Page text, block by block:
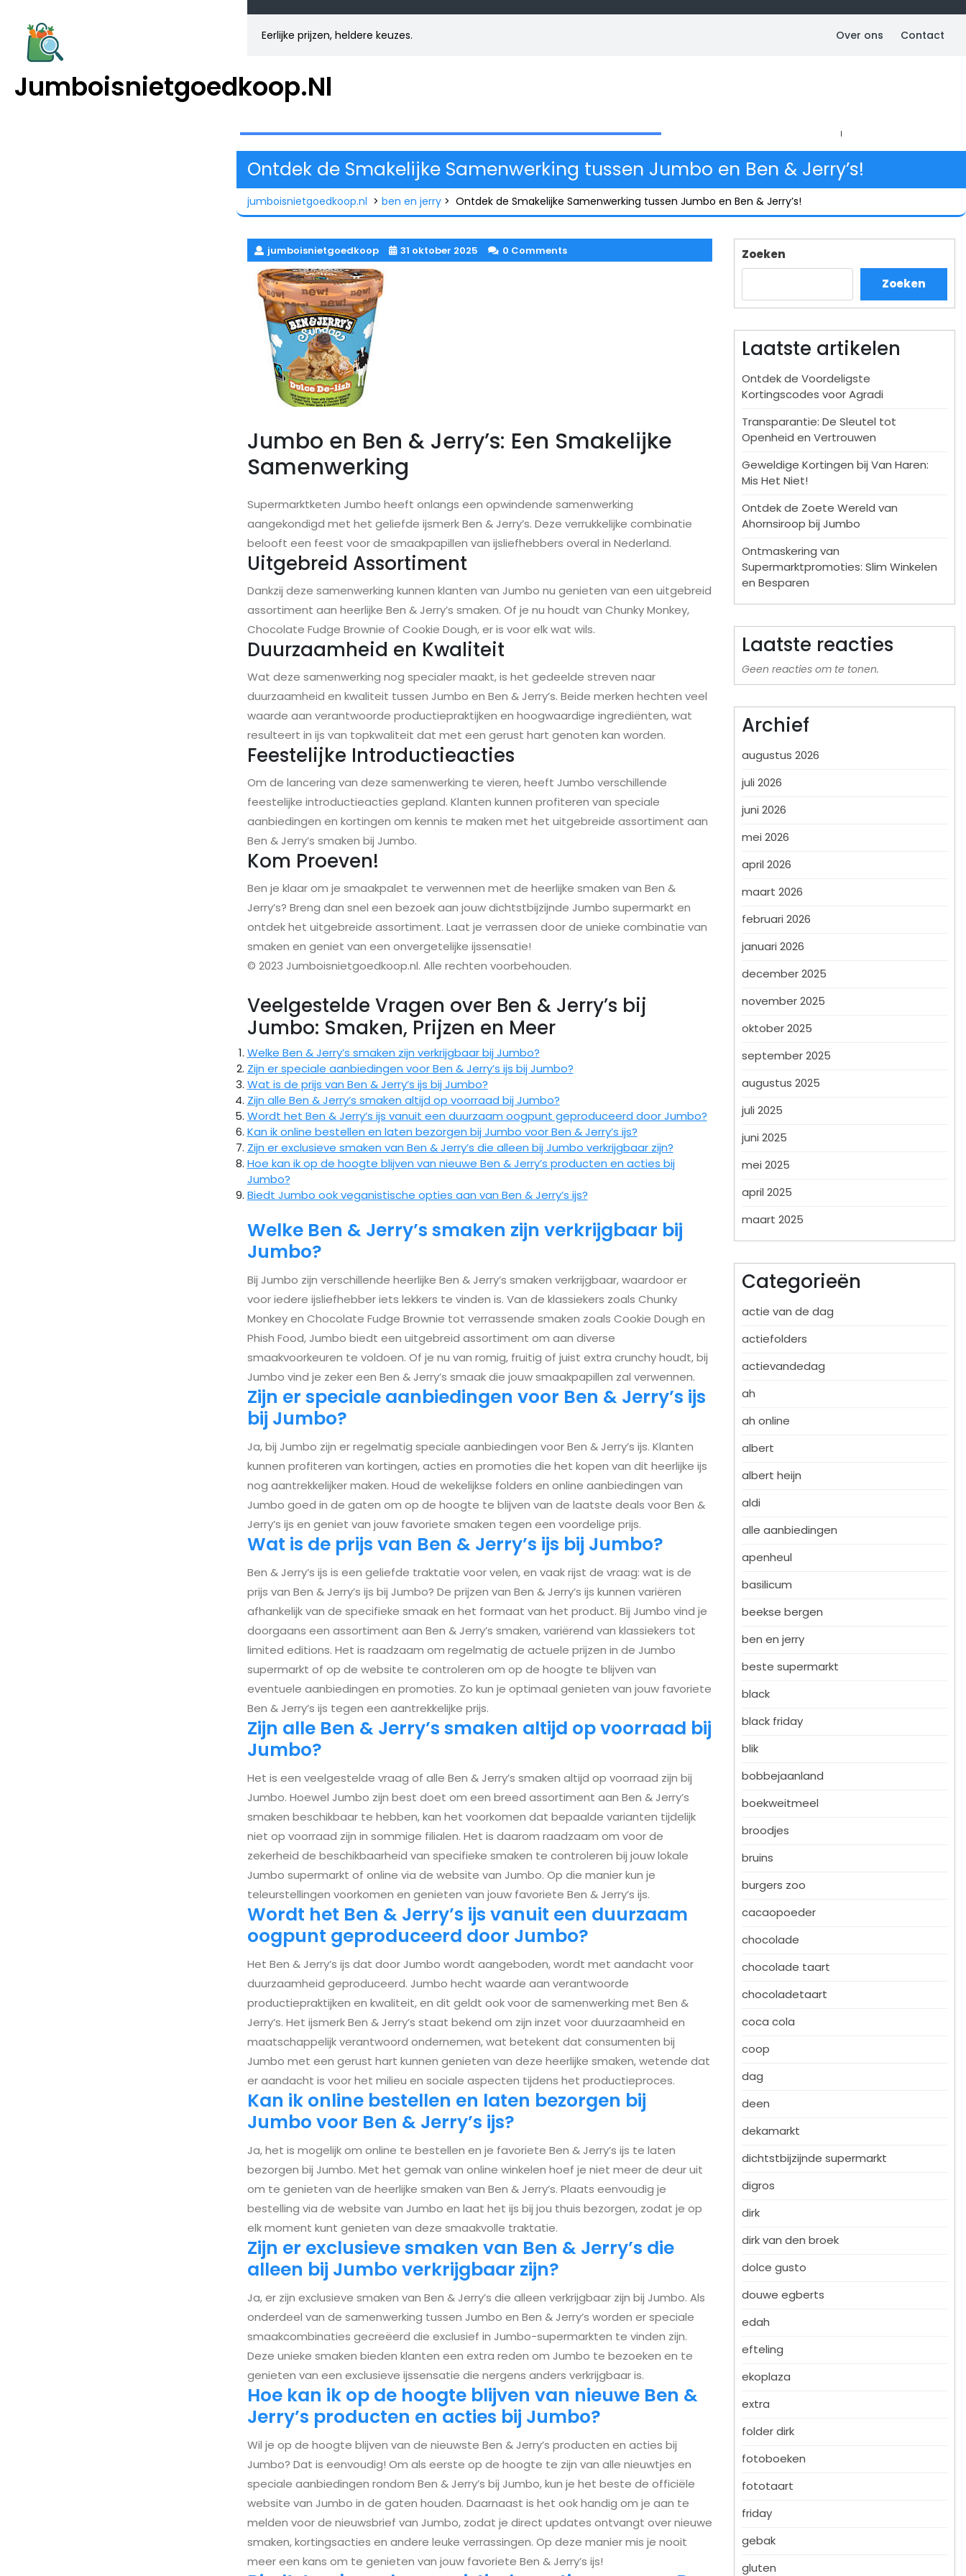
content
Jumboisnietgoedkoop.nl
Eerlijke prijzen, heldere keuzes. Over ons Contact
Ontdek de Smakelijke Samenwerking tussen Jumbo en Ben & Jerry’s!
jumboisnietgoedkoop.nl > ben en jerry> Ontdek de Smakelijke Samenwerking tussen Jumbo en Ben & Jerry’s!
jumboisnietgoedkoop 31 oktober 2025 0 Comments
Jumbo en Ben & Jerry’s: Een Smakelijke
Samenwerking
Supermarktketen Jumbo heeft onlangs een opwindende samenwerking
aangekondigd met het geliefde ijsmerk Ben & Jerry’s. Deze verrukkelijke combinatie
belooft een feest voor de smaakpapillen van ijsliefhebbers overal in Nederland.
Uitgebreid Assortiment
Dankzij deze samenwerking kunnen klanten van Jumbo nu genieten van een uitgebreid
assortiment aan heerlijke Ben & Jerry’s smaken. Of je nu houdt van Chunky Monkey,
Chocolate Fudge Brownie of Cookie Dough, er is voor elk wat wils.
Duurzaamheid en Kwaliteit
Wat deze samenwerking nog specialer maakt, is het gedeelde streven naar
duurzaamheid en kwaliteit tussen Jumbo en Ben & Jerry’s. Beide merken hechten veel
waarde aan verantwoorde productiepraktijken en hoogwaardige ingrediënten, wat
resulteert in ijs van topkwaliteit dat met een gerust hart genoten kan worden.
Feestelijke Introductieacties
Om de lancering van deze samenwerking te vieren, heeft Jumbo verschillende
feestelijke introductieacties gepland. Klanten kunnen profiteren van speciale
aanbiedingen en kortingen om kennis te maken met het uitgebreide assortiment aan
Ben & Jerry’s smaken bij Jumbo.
Kom Proeven!
Ben je klaar om je smaakpalet te verwennen met de heerlijke smaken van Ben &
Jerry’s? Breng dan snel een bezoek aan jouw dichtstbijzijnde Jumbo supermarkt en
ontdek het uitgebreide assortiment. Laat je verrassen door de unieke combinatie van
smaken en geniet van een onvergetelijke ijssensatie!
© 2023 Jumboisnietgoedkoop.nl. Alle rechten voorbehouden.
Veelgestelde Vragen over Ben & Jerry’s bij
Jumbo: Smaken, Prijzen en Meer
Welke Ben & Jerry’s smaken zijn verkrijgbaar bij Jumbo?
Zijn er speciale aanbiedingen voor Ben & Jerry’s ijs bij Jumbo?
Wat is de prijs van Ben & Jerry’s ijs bij Jumbo?
Zijn alle Ben & Jerry’s smaken altijd op voorraad bij Jumbo?
Wordt het Ben & Jerry’s ijs vanuit een duurzaam oogpunt geproduceerd door Jumbo?
Kan ik online bestellen en laten bezorgen bij Jumbo voor Ben & Jerry’s ijs?
Zijn er exclusieve smaken van Ben & Jerry’s die alleen bij Jumbo verkrijgbaar zijn?
Hoe kan ik op de hoogte blijven van nieuwe Ben & Jerry’s producten en acties bij
Jumbo?
Biedt Jumbo ook veganistische opties aan van Ben & Jerry’s ijs?
Welke Ben & Jerry’s smaken zijn verkrijgbaar bij
Jumbo?
Bij Jumbo zijn verschillende heerlijke Ben & Jerry’s smaken verkrijgbaar, waardoor er
voor iedere ijsliefhebber iets lekkers te vinden is. Van de klassiekers zoals Chunky
Monkey en Chocolate Fudge Brownie tot verrassende smaken zoals Cookie Dough en
Phish Food, Jumbo biedt een uitgebreid assortiment om aan diverse
smaakvoorkeuren te voldoen. Of je nu van romig, fruitig of juist extra crunchy houdt, bij
Jumbo vind je zeker een Ben & Jerry’s smaak die jouw smaakpapillen zal verwennen.
Zijn er speciale aanbiedingen voor Ben & Jerry’s ijs
bij Jumbo?
Ja, bij Jumbo zijn er regelmatig speciale aanbiedingen voor Ben & Jerry’s ijs. Klanten
kunnen profiteren van kortingen, acties en promoties die het kopen van dit heerlijke ijs
nog aantrekkelijker maken. Houd de wekelijkse folders en online aanbiedingen van
Jumbo goed in de gaten om op de hoogte te blijven van de laatste deals voor Ben &
Jerry’s ijs en geniet van jouw favoriete smaken tegen een voordelige prijs.
Wat is de prijs van Ben & Jerry’s ijs bij Jumbo?
Ben & Jerry’s ijs is een geliefde traktatie voor velen, en vaak rijst de vraag: wat is de
prijs van Ben & Jerry’s ijs bij Jumbo? De prijzen van Ben & Jerry’s ijs kunnen variëren
afhankelijk van de specifieke smaak en het formaat van het product. Bij Jumbo vind je
doorgaans een assortiment aan Ben & Jerry’s smaken, variërend van klassiekers tot
limited editions. Het is raadzaam om regelmatig de actuele prijzen in de Jumbo
supermarkt of op de website te controleren om op de hoogte te blijven van
eventuele aanbiedingen en promoties. Zo kun je optimaal genieten van jouw favoriete
Ben & Jerry’s ijs tegen een aantrekkelijke prijs.
Zijn alle Ben & Jerry’s smaken altijd op voorraad bij
Jumbo?
Het is een veelgestelde vraag of alle Ben & Jerry’s smaken altijd op voorraad zijn bij
Jumbo. Hoewel Jumbo zijn best doet om een breed assortiment aan Ben & Jerry’s
smaken beschikbaar te hebben, kan het voorkomen dat bepaalde varianten tijdelijk
niet op voorraad zijn in sommige filialen. Het is daarom raadzaam om voor de
zekerheid de beschikbaarheid van specifieke smaken te controleren bij jouw lokale
Jumbo supermarkt of online via de website van Jumbo. Op die manier kun je
teleurstellingen voorkomen en genieten van jouw favoriete Ben & Jerry’s ijs.
Wordt het Ben & Jerry’s ijs vanuit een duurzaam
oogpunt geproduceerd door Jumbo?
Het Ben & Jerry’s ijs dat door Jumbo wordt aangeboden, wordt met aandacht voor
duurzaamheid geproduceerd. Jumbo hecht waarde aan verantwoorde
productiepraktijken en kwaliteit, en dit geldt ook voor de samenwerking met Ben &
Jerry’s. Het ijsmerk Ben & Jerry’s staat bekend om zijn inzet voor duurzaamheid en
maatschappelijk verantwoord ondernemen, wat betekent dat consumenten bij
Jumbo met een gerust hart kunnen genieten van deze heerlijke smaken, wetende dat
er aandacht is voor het milieu en sociale aspecten tijdens het productieproces.
Kan ik online bestellen en laten bezorgen bij
Jumbo voor Ben & Jerry’s ijs?
Ja, het is mogelijk om online te bestellen en je favoriete Ben & Jerry’s ijs te laten
bezorgen bij Jumbo. Met het gemak van online winkelen hoef je niet meer de deur uit
om te genieten van de heerlijke smaken van Ben & Jerry’s. Plaats eenvoudig je
bestelling via de website van Jumbo en laat het ijs bij jou thuis bezorgen, zodat je op
elk moment kunt genieten van deze smaakvolle traktatie.
Zijn er exclusieve smaken van Ben & Jerry’s die
alleen bij Jumbo verkrijgbaar zijn?
Ja, er zijn exclusieve smaken van Ben & Jerry’s die alleen verkrijgbaar zijn bij Jumbo. Als
onderdeel van de samenwerking tussen Jumbo en Ben & Jerry’s worden er speciale
smaakcombinaties gecreëerd die exclusief in Jumbo-supermarkten te vinden zijn.
Deze unieke smaken bieden klanten een extra reden om Jumbo te bezoeken en te
genieten van een exclusieve ijssensatie die nergens anders verkrijgbaar is.
Hoe kan ik op de hoogte blijven van nieuwe Ben &
Jerry’s producten en acties bij Jumbo?
Wil je op de hoogte blijven van de nieuwste Ben & Jerry’s producten en acties bij
Jumbo? Dat is eenvoudig! Om als eerste op de hoogte te zijn van alle nieuwtjes en
speciale aanbiedingen rondom Ben & Jerry’s bij Jumbo, kun je het beste de officiële
website van Jumbo in de gaten houden. Daarnaast is het ook handig om je aan te
melden voor de nieuwsbrief van Jumbo, zodat je direct updates ontvangt over nieuwe
smaken, kortingsacties en andere leuke verrassingen. Op deze manier mis je nooit
meer een kans om te genieten van jouw favoriete Ben & Jerry’s ijs!
Zoeken
Zoeken
Laatste artikelen
Ontdek de Voordeligste
Kortingscodes voor Agradi
Transparantie: De Sleutel tot
Openheid en Vertrouwen
Geweldige Kortingen bij Van Haren:
Mis Het Niet!
Ontdek de Zoete Wereld van
Ahornsiroop bij Jumbo
Ontmaskering van
Supermarktpromoties: Slim Winkelen
en Besparen
Laatste reacties
Geen reacties om te tonen.
Archief
augustus 2026
juli 2026
juni 2026
mei 2026
april 2026
maart 2026
februari 2026
januari 2026
december 2025
november 2025
oktober 2025
september 2025
augustus 2025
juli 2025
juni 2025
mei 2025
april 2025
maart 2025
Categorieën
actie van de dag
actiefolders
actievandedag
ah
ah online
albert
albert heijn
aldi
alle aanbiedingen
apenheul
basilicum
beekse bergen
ben en jerry
beste supermarkt
black
black friday
blik
bobbejaanland
boekweitmeel
broodjes
bruins
burgers zoo
cacaopoeder
chocolade
chocolade taart
chocoladetaart
coca cola
coop
dag
deen
dekamarkt
dichtstbijzijnde supermarkt
digros
dirk
dirk van den broek
dolce gusto
douwe egberts
edah
efteling
ekoplaza
extra
folder dirk
fotoboeken
fototaart
friday
gebak
gluten